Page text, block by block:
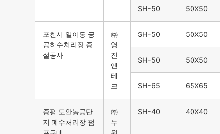
SH-50 50X50
포천시 일이동 공
공하수처리장 증
설공사
㈜
영
진
엔
테
크
SH-50 50X50
SH-50 50X50
SH-65 65X65
증평 도안농공단
지 폐수처리장 펌
프구매
㈜
두
원
SH-40 40X40